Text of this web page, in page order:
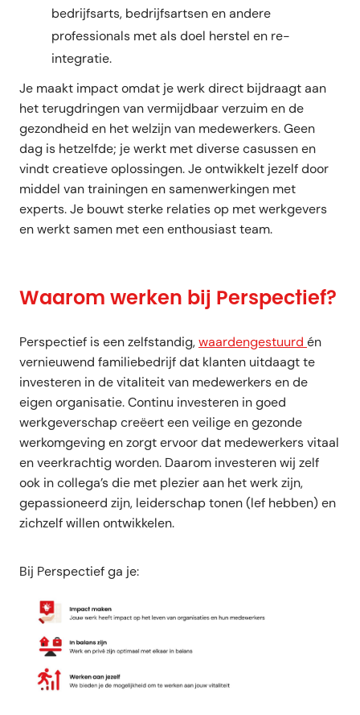
bedrijfsarts, bedrijfsartsen en andere
professionals met als doel herstel en re-
integratie.
Je maakt impact omdat je werk direct bijdraagt aan
het terugdringen van vermijdbaar verzuim en de
gezondheid en het welzijn van medewerkers. Geen
dag is hetzelfde; je werkt met diverse casussen en
vindt creatieve oplossingen. Je ontwikkelt jezelf door
middel van trainingen en samenwerkingen met
experts. Je bouwt sterke relaties op met werkgevers
en werkt samen met een enthousiast team.
Waarom werken bij Perspectief?
Perspectief is een zelfstandig,waardengestuurd én
vernieuwend familiebedrijf dat klanten uitdaagt te
investeren in de vitaliteit van medewerkers en de
eigen organisatie. Continu investeren in goed
werkgeverschap creëert een veilige en gezonde
werkomgeving en zorgt ervoor dat medewerkers vitaal
en veerkrachtig worden. Daarom investeren wij zelf
ook in collega’s die met plezier aan het werk zijn,
gepassioneerd zijn, leiderschap tonen (lef hebben) en
zichzelf willen ontwikkelen.
Bij Perspectief ga je: